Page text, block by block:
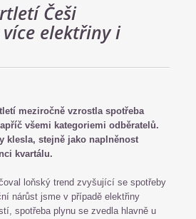
Češi
elektřiny i
meziročně vzrostla spotřeba
všemi kategoriemi odběratelů.
klesla, stejně jako naplněnost
kvartálu.
loňský trend zvyšující se spotřeby
nárůst jsme v případě elektřiny
spotřeba plynu se zvedla hlavně u